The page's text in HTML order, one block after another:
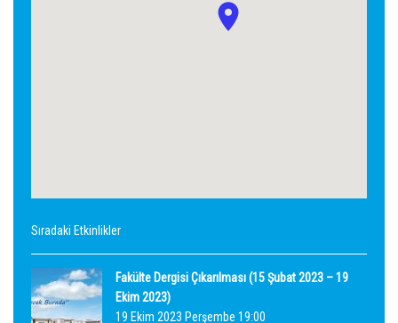
Sıradaki Etkinlikler
Fakülte Dergisi Çıkarılması (15 Şubat 2023 – 19
Ekim 2023)
19 Ekim 2023 Perşembe 19:00